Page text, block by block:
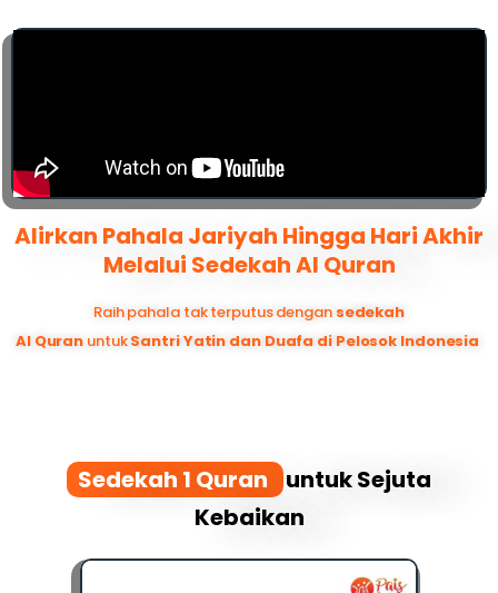
Alirkan Pahala Jariyah Hingga Hari Akhir
Melalui Sedekah Al Quran
Raih pahala tak terputus dengansedekah
Al Quran untukSantri Yatin dan Duafa di Pelosok Indonesia
Sedekah 1 Quran
untuk Sejuta
Kebaikan